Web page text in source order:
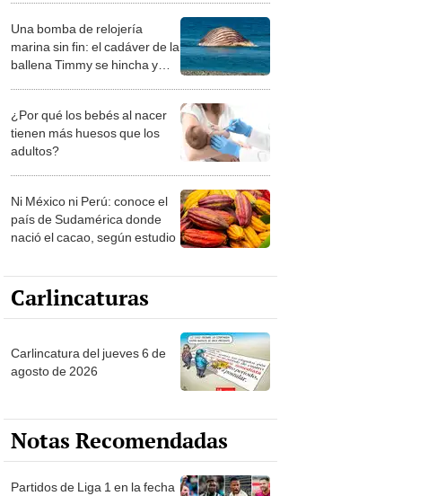
Una bomba de relojería
marina sin fin: el cadáver de la
ballena Timmy se hincha y
¿Por qué los bebés al nacer
tienen más huesos que los
adultos?
Ni México ni Perú: conoce el
país de Sudamérica donde
nació el cacao, según estudio
Carlincaturas
Carlincatura del jueves 6 de
agosto de 2026
Notas Recomendadas
Partidos de Liga 1 en la fecha